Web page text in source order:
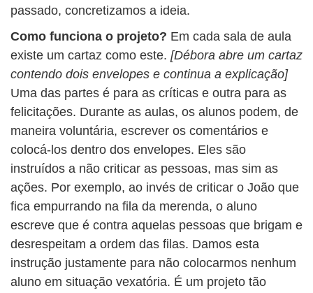
passado, concretizamos a ideia.
Como funciona o projeto? Em cada sala de aula
existe um cartaz como este. [Débora abre um cartaz
contendo dois envelopes e continua a explicação]
Uma das partes é para as críticas e outra para as
felicitações. Durante as aulas, os alunos podem, de
maneira voluntária, escrever os comentários e
colocá-los dentro dos envelopes. Eles são
instruídos a não criticar as pessoas, mas sim as
ações. Por exemplo, ao invés de criticar o João que
fica empurrando na fila da merenda, o aluno
escreve que é contra aquelas pessoas que brigam e
desrespeitam a ordem das filas. Damos esta
instrução justamente para não colocarmos nenhum
aluno em situação vexatória. É um projeto tão